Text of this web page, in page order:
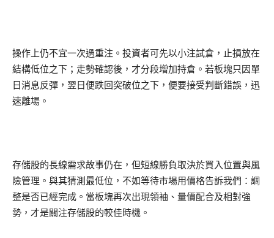
操作上仍不宜一次過重注。投資者可先以小注試倉，止損放在
結構低位之下；走勢確認後，才分段增加持倉。若板塊只因單
日消息反彈，翌日便跌回突破位之下，便要接受判斷錯誤，迅
速離場。
存儲股的長線需求故事仍在，但短線勝負取決於買入位置與風
險管理。與其猜測最低位，不如等待市場用價格告訴我們：調
整是否已經完成。當板塊再次出現領袖、量價配合及相對強
勢，才是關注存儲股的較佳時機。